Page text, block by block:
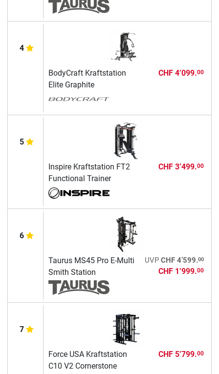
4
BodyCraft Kraftstation
Elite Graphite
CHF 4’099.00
5
Inspire Kraftstation FT2
Functional Trainer
CHF 3’499.00
6
Taurus MS45 Pro E-Multi
Smith Station
UVP CHF 4’599.00
CHF 1’999.00
7
Force USA Kraftstation
C10 V2 Cornerstone
CHF 5’799.00